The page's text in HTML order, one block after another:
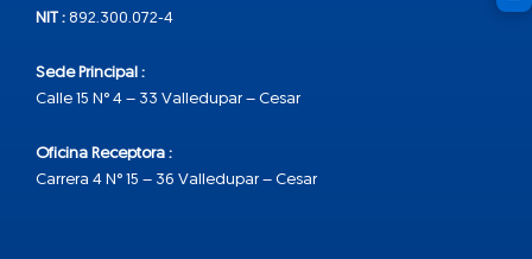
NIT : 892.300.072-4
Sede Principal :
Calle 15 N° 4 – 33 Valledupar – Cesar
Oficina Receptora :
Carrera 4 N° 15 – 36 Valledupar – Cesar